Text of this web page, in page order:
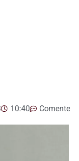
10:40 Comente